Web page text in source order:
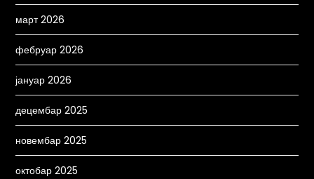
март 2026
фебруар 2026
јануар 2026
децембар 2025
новембар 2025
октобар 2025